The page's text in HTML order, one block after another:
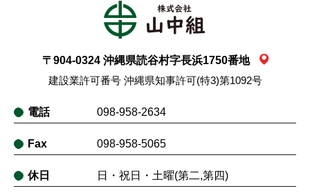
〒904-0324 沖縄県読谷村字長浜1750番地
建設業許可番号 沖縄県知事許可(特3)第1092号
電話 098-958-2634
Fax 098-958-5065
休日 日・祝日・土曜(第二,第四)